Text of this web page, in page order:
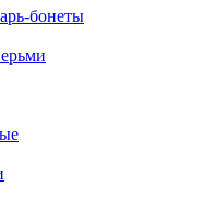
бонеты